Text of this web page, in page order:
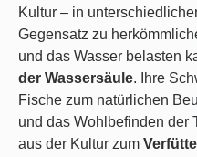
Kultur – in
Gegensatz zu
und das Wasser belasten
der Wassersäule. Ihre
Fische zum natürlichen
und das Wohlbefinden der
aus der Kultur zum